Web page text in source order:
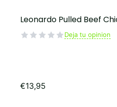
Leonardo Pulled Beef
Deja tu opinion
€13,95